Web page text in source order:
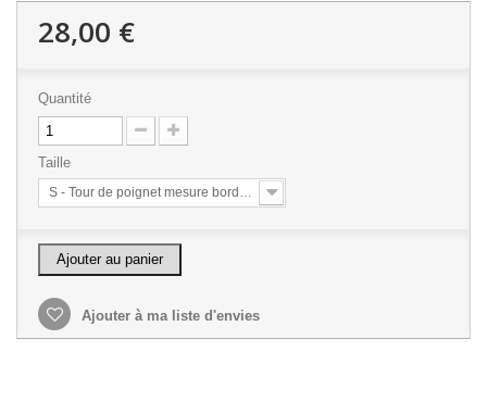
28,00 €
Quantité
Taille
S - Tour de poignet mesure bord à bord 15 cm sans aisance
Ajouter au panier
Ajouter à ma liste d'envies